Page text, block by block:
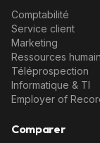
Comptabilité
Service client
Marketing
Ressources
Téléprospection
Informatique & TI
Employer of
Comparer